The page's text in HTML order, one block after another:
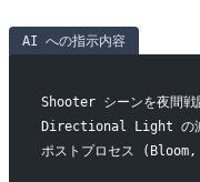
AI への指示内容
Shooter シーンを夜間戦
Directional Light の減光
ポストプロセス